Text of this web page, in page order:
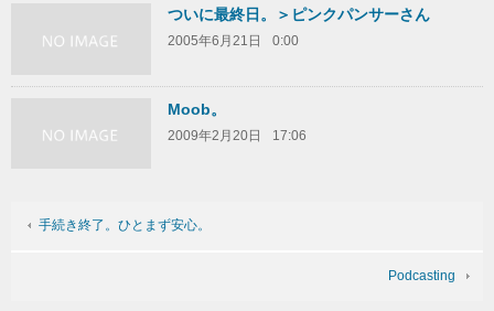
ついに最終日。＞ピンクパンサーさん
2005年6月21日 0:00
Moob。
2009年2月20日 17:06
手続き終了。ひとまず安心。
Podcasting